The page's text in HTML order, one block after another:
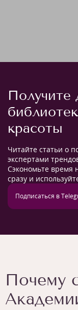
Получите
красоты
Читайте статьи о
экспертами
Сэкономьте время
сразу и
Подписаться в
Почему